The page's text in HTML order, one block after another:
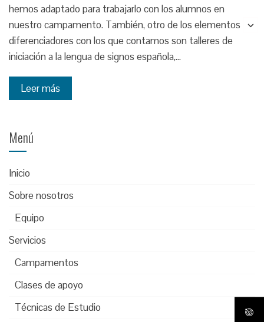
hemos adaptado para trabajarlo con los alumnos en
nuestro campamento. También, otro de los elementos
diferenciadores con los que contamos son talleres de
iniciación a la lengua de signos española,…
Leer más
Menú
Inicio
Sobre nosotros
Equipo
Servicios
Campamentos
Clases de apoyo
Técnicas de Estudio